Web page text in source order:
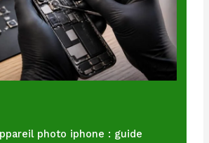
photo iphone : guide